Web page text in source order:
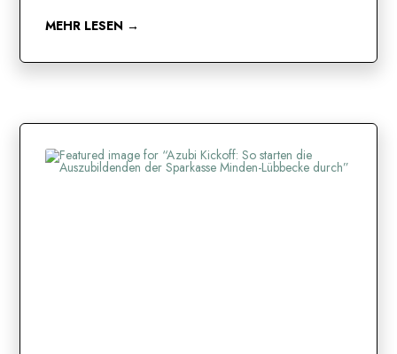
MEHR LESEN →